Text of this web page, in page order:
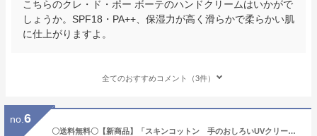
こちらのクレ・ド・ポー ボーテのハンドクリームはいかがで
しょうか。SPF18・PA++、保湿力が高く滑らかで柔らかい肌
に仕上がりますよ。
全てのおすすめコメント（3件）
no. 6
〇送料無料〇【新商品】「スキンコットン 手のおしろいUVクリーム 2個セット」SPF24 PA+++ 日焼け止め ハンドクリーム skincotton※簡易包装【公式】